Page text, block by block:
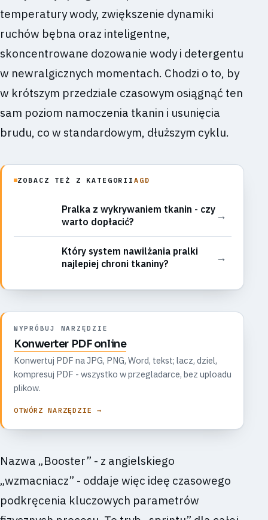
temperatury wody, zwiększenie dynamiki
ruchów bębna oraz inteligentne,
skoncentrowane dozowanie wody i detergentu
w newralgicznych momentach. Chodzi o to, by
w krótszym przedziale czasowym osiągnąć ten
sam poziom namoczenia tkanin i usunięcia
brudu, co w standardowym, dłuższym cyklu.
ZOBACZ TEŻ Z KATEGORII AGD
Pralka z wykrywaniem tkanin - czy
warto dopłacić?
→
Który system nawilżania pralki
najlepiej chroni tkaniny?
→
WYPRÓBUJ NARZĘDZIE
Konwerter PDF online
Konwertuj PDF na JPG, PNG, Word, tekst; lacz, dziel,
kompresuj PDF - wszystko w przegladarce, bez uploadu
plikow.
OTWÓRZ NARZĘDZIE →
Nazwa „Booster” - z angielskiego
„wzmacniacz” - oddaje więc ideę czasowego
podkręcenia kluczowych parametrów